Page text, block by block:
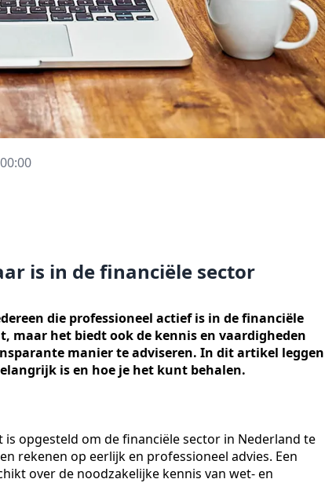
is in de financiële sector
die professioneel actief is in de financiële
het biedt ook de kennis en vaardigheden
manier te adviseren. In dit artikel leggen
is en hoe je het kunt behalen.
opgesteld om de financiële sector in Nederland te
rekenen op eerlijk en professioneel advies. Een
over de noodzakelijke kennis van wet- en